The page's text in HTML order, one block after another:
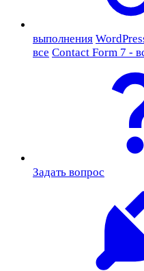
выполнения
все Contact Form 7 -
Задать вопрос